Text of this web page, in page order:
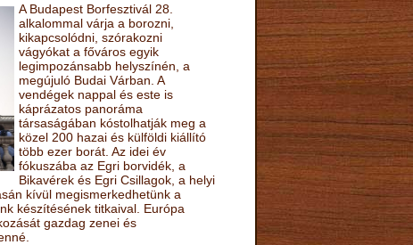
A Budapest Borfesztivál 28.
alkalommal várja a borozni,
kikapcsolódni, szórakozni
vágyókat a főváros egyik
legimpozánsabb helyszínén, a
megújuló Budai Várban. A
vendégek nappal és este is
káprázatos panoráma
társaságában kóstolhatják meg a
közel 200 hazai és külföldi kiállító
több ezer borát. Az idei év
fókuszába az Egri borvidék, a
Bikavérek és Egri Csillagok, a helyi
kívül megismerkedhetünk a
készítésének titkaival. Európa
gazdag zenei és